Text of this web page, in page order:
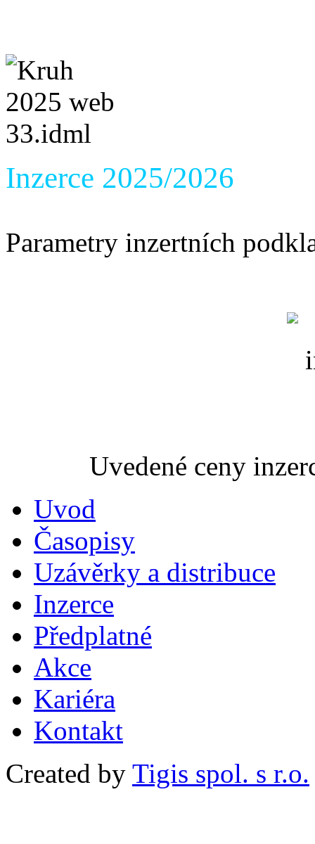
Inzerce 2025/2026
Parametry inzertních
Uvedené ceny
Uvod
Časopisy
Uzávěrky a distribuce
Inzerce
Předplatné
Akce
Kariéra
Kontakt
Created by Tigis spol. s r.o.